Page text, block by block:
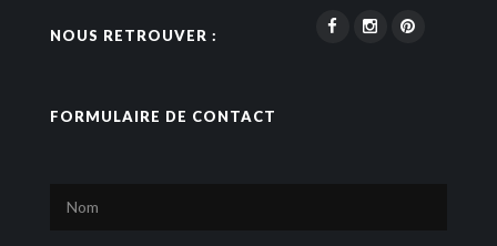
NOUS RETROUVER :
FORMULAIRE DE CONTACT